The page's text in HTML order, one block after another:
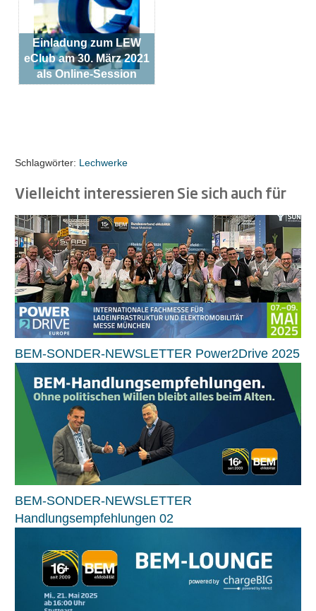
Einladung zum LEW
eClub am 30. März 2021
als Online-Session
Schlagwörter: Lechwerke
Vielleicht interessieren Sie sich auch für
BEM-SONDER-NEWSLETTER Power2Drive 2025
BEM-SONDER-NEWSLETTER
Handlungsempfehlungen 02